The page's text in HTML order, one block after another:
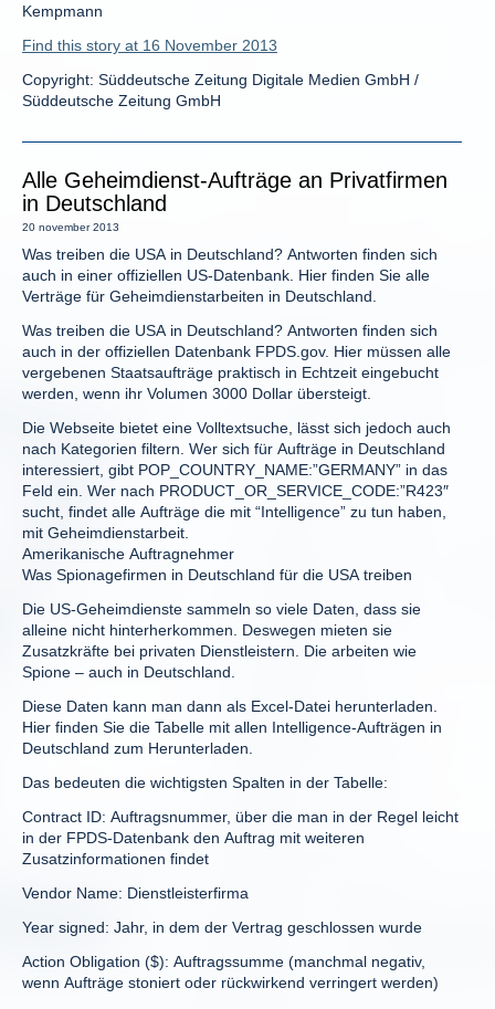
Kempmann
Find this story at 16 November 2013
Copyright: Süddeutsche Zeitung Digitale Medien GmbH /
Süddeutsche Zeitung GmbH
Alle Geheimdienst-Aufträge an Privatfirmen
in Deutschland
20 november 2013
Was treiben die USA in Deutschland? Antworten finden sich
auch in einer offiziellen US-Datenbank. Hier finden Sie alle
Verträge für Geheimdienstarbeiten in Deutschland.
Was treiben die USA in Deutschland? Antworten finden sich
auch in der offiziellen Datenbank FPDS.gov. Hier müssen alle
vergebenen Staatsaufträge praktisch in Echtzeit eingebucht
werden, wenn ihr Volumen 3000 Dollar übersteigt.
Die Webseite bietet eine Volltextsuche, lässt sich jedoch auch
nach Kategorien filtern. Wer sich für Aufträge in Deutschland
interessiert, gibt POP_COUNTRY_NAME:”GERMANY” in das
Feld ein. Wer nach PRODUCT_OR_SERVICE_CODE:”R423″
sucht, findet alle Aufträge die mit “Intelligence” zu tun haben,
mit Geheimdienstarbeit.
Amerikanische Auftragnehmer
Was Spionagefirmen in Deutschland für die USA treiben
Die US-Geheimdienste sammeln so viele Daten, dass sie
alleine nicht hinterherkommen. Deswegen mieten sie
Zusatzkräfte bei privaten Dienstleistern. Die arbeiten wie
Spione – auch in Deutschland.
Diese Daten kann man dann als Excel-Datei herunterladen.
Hier finden Sie die Tabelle mit allen Intelligence-Aufträgen in
Deutschland zum Herunterladen.
Das bedeuten die wichtigsten Spalten in der Tabelle:
Contract ID: Auftragsnummer, über die man in der Regel leicht
in der FPDS-Datenbank den Auftrag mit weiteren
Zusatzinformationen findet
Vendor Name: Dienstleisterfirma
Year signed: Jahr, in dem der Vertrag geschlossen wurde
Action Obligation ($): Auftragssumme (manchmal negativ,
wenn Aufträge stoniert oder rückwirkend verringert werden)